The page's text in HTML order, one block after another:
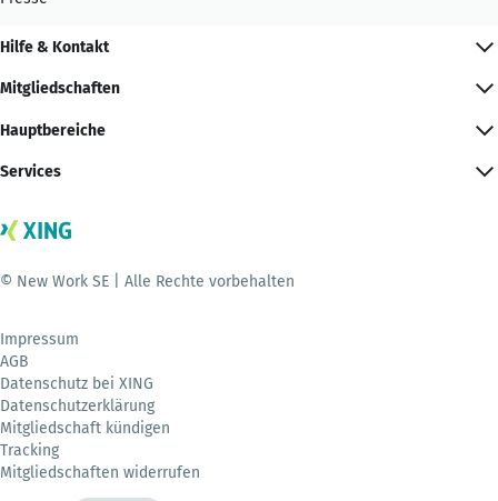
Hilfe & Kontakt
Mitgliedschaften
Hauptbereiche
Services
© New Work SE | Alle Rechte vorbehalten
Impressum
AGB
Datenschutz bei XING
Datenschutzerklärung
Mitgliedschaft kündigen
Tracking
Mitgliedschaften widerrufen